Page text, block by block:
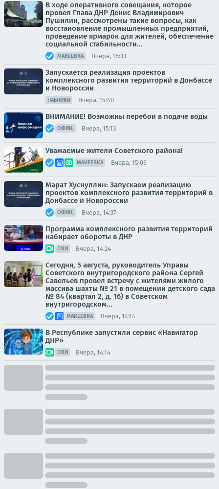
В ходе оперативного совещания, которое
провёл Глава ДНР Денис Владимирович
Пушилин, рассмотрены такие вопросы, как
восстановление промышленных предприятий,
проведение ярмарок для жителей, обеспечение
социальной стабильности...
МАКЕЕВКА Вчера, 16:33
Запускается реализация проектов
комплексного развития территорий в Донбассе
и Новороссии
ПАБЛИКИ Вчера, 15:40
ВНИМАНИЕ! Возможны перебои в подаче воды
ОФИЦ. Вчера, 15:13
Уважаемые жители Советского района!
МАКЕЕВКА Вчера, 15:06
Марат Хуснуллин: Запускаем реализацию
проектов комплексного развития территорий в
Донбассе и Новороссии
ОФИЦ. Вчера, 14:37
Программа комплексного развития территорий
набирает обороты в ДНР
СМИ Вчера, 14:24
Сегодня, 5 августа, руководитель Управы
Советского внутригородского района Сергей
Савельев провел встречу с жителями жилого
массива шахты № 21 в помещении детского сада
№ 84 (квартал 2, д. 16) в Советском
внутригородском...
МАКЕЕВКА Вчера, 14:14
В Республике запустили сервис «Навигатор
ДНР»
СМИ Вчера, 14:14